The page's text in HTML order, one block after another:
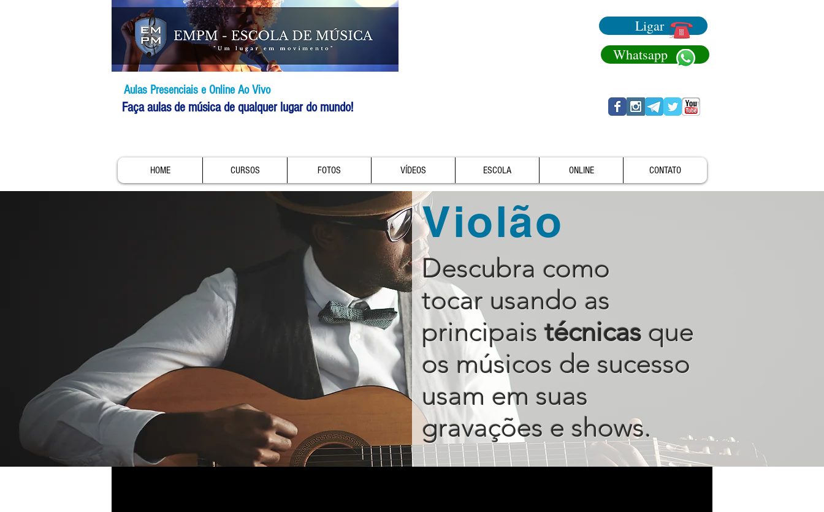
Ligar
Whatsapp
Aulas Presenciais e Online Ao Vivo
Faça aulas de música de qualquer lugar do mundo!
HOME CURSOS FOTOS VÍDEOS ESCOLA ONLINE CONTATO
Violão
Descubra como
tocar usando as
principaistécnicas que
os músicos de sucesso
usam em suas
gravações e shows.